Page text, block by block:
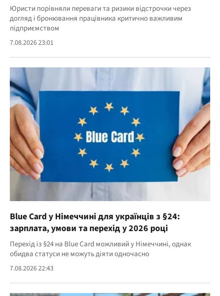
Юристи порівняли переваги та ризики відстрочки через
догляд і бронювання працівника критично важливим
підприємством
7.08.2026 23:01
Blue Card у Німеччині для українців з §24:
зарплата, умови та перехід у 2026 році
Перехід із §24 на Blue Card можливий у Німеччині, однак
обидва статуси не можуть діяти одночасно
7.08.2026 22:43